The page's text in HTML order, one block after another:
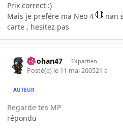
Prix correct :)
Mais je prefére ma Neo 4
nan
carte , hesitez pas
Doohan47 INpactien
Posté(e) le 11 mai 200521 a
AUTEUR
Regarde tes MP
répondu